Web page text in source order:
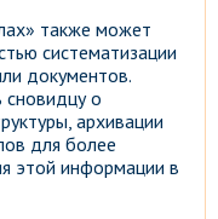
также может
систематизации
документов.
о
архивации
для более
этой информации в